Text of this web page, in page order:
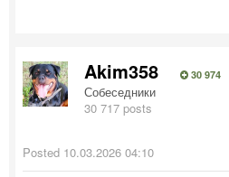
Akim358 30 974
Собеседники
30 717 posts
Posted 10.03.2026 04:10